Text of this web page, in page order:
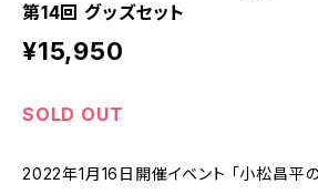
第14回 グッズセット
¥15,950
SOLD OUT
2022年1月16日開催イベント 「小松昌平の